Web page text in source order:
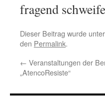
fragend
Dieser Beitrag wurde unter
den Permalink.
← Veranstaltungen der
„AtencoResiste“